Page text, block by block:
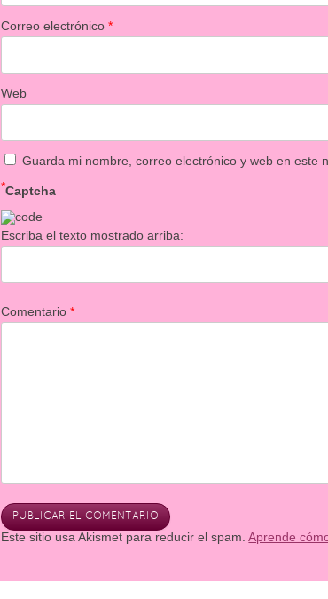
Correo electrónico*
Web
Guarda mi nombre, correo electrónico y web en este
Captcha
*
Escriba el texto mostrado arriba:
Comentario*
Este sitio usa Akismet para reducir el spam.Aprende